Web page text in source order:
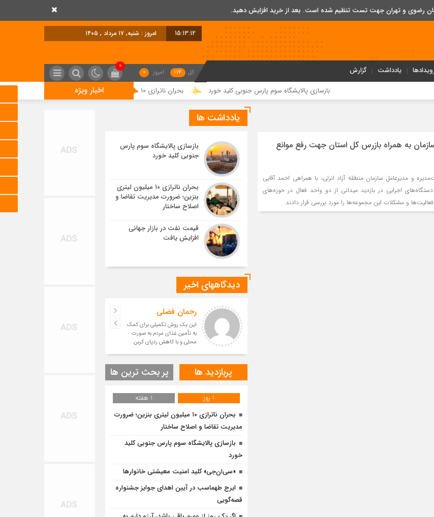
رضوی و تهران جهت تست تنظیم شده است. بعد از خرید افزایش دهید.
15:13:13 امروز : شنبه, ۱۷ مرداد , ۱۴۰۵
یادداشت گزارش کل 174 امروز 0
0
اخبار ویژه بازسازی پالایشگاه سوم پارس جنوبی کلید خورد بحران ناترازی ۱۰ میلیون لیتری بنزین؛ ضرورت مدیریت تقاضا و اصلاح ساختار
به همراه بازرس كل استان جهت رفع موانع
و مدیرعامل سازمان منطقه آزاد انزلی، با همراهی احمد آقایی
اجرایی در بازدید میدانی از دو واحد فعال در حوزه‌های
و مشکلات این مجموعه‌ها را مورد بررسی قرار دادند.
یادداشت ها
بازسازی پالایشگاه سوم پارس
جنوبی کلید خورد
بحران ناترازی ۱۰ میلیون لیتری
بنزین؛ ضرورت مدیریت تقاضا و
اصلاح ساختار
قیمت نفت در بازار جهانی
افزایش یافت
دیدگاههای اخیر
رحمان فضلی
این یک روش تکمیلی برای کمک
به تأمین غذای مردم به صورت
محلی و با کاهش ردپای کربن
پربازدید ها پر بحث ترین ها
1 روز
1 هفته
بحران ناترازی ۱۰ میلیون لیتری بنزین؛ ضرورت
مدیریت تقاضا و اصلاح ساختار
بازسازی پالایشگاه سوم پارس جنوبی کلید
خورد
«سی‌ان‌جی» کلید امنیت معیشتی خانوارها
ایرج طهماسب در آیین اهدای جوایز جشنواره
قصه‌گویی